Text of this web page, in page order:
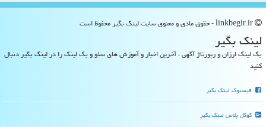
لینك بگیر
بک لینک ارزان و رپورتاژ آگهی ، آخرین اخبار و آموزش های سئو و بک لینک را در لینک بگیر دنبال
کنید
فیسبوک لینک بگیر
گوگل پلاس لینک بگیر